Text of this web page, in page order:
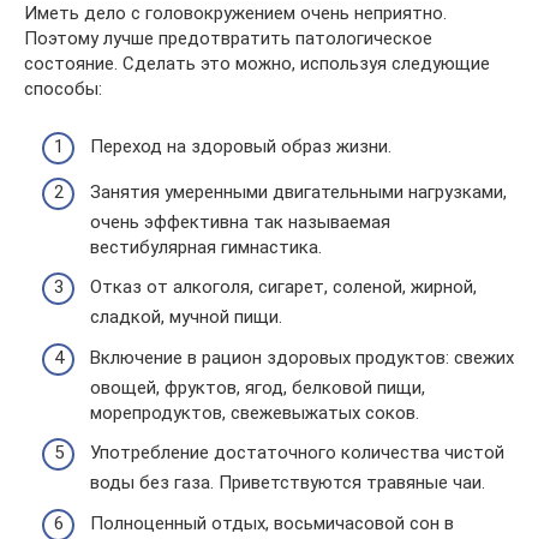
Иметь дело с головокружением очень неприятно.
Поэтому лучше предотвратить патологическое
состояние. Сделать это можно, используя следующие
способы:
Переход на здоровый образ жизни.
Занятия умеренными двигательными нагрузками,
очень эффективна так называемая
вестибулярная гимнастика.
Отказ от алкоголя, сигарет, соленой, жирной,
сладкой, мучной пищи.
Включение в рацион здоровых продуктов: свежих
овощей, фруктов, ягод, белковой пищи,
морепродуктов, свежевыжатых соков.
Употребление достаточного количества чистой
воды без газа. Приветствуются травяные чаи.
Полноценный отдых, восьмичасовой сон в